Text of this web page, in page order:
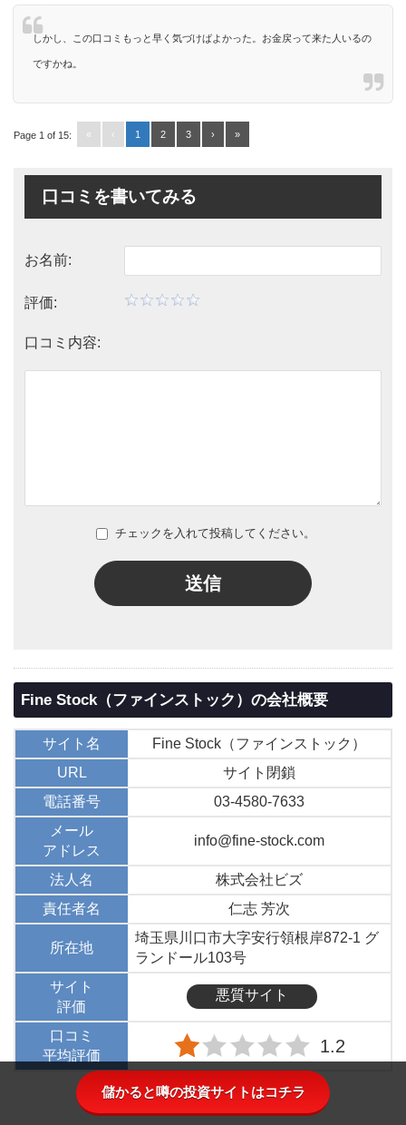
しかし、この口コミもっと早く気づけばよかった。お金戻って来た人いるの
ですかね。
Page 1 of 15: « ‹ 1 2 3 › »
口コミを書いてみる
お名前:
評価:
口コミ内容:
チェックを入れて投稿してください。
送信
Fine Stock（ファインストック）の会社概要
サイト名
Fine Stock（ファインストック）
URL
サイト閉鎖
電話番号
03-4580-7633
メール
アドレス
info@fine-stock.com
法人名
株式会社ビズ
責任者名
仁志 芳次
所在地
埼玉県川口市大字安行領根岸872-1 グ
ランドール103号
サイト
評価
悪質サイト
口コミ
平均評価
1.2
儲かると噂の投資サイトはコチラ